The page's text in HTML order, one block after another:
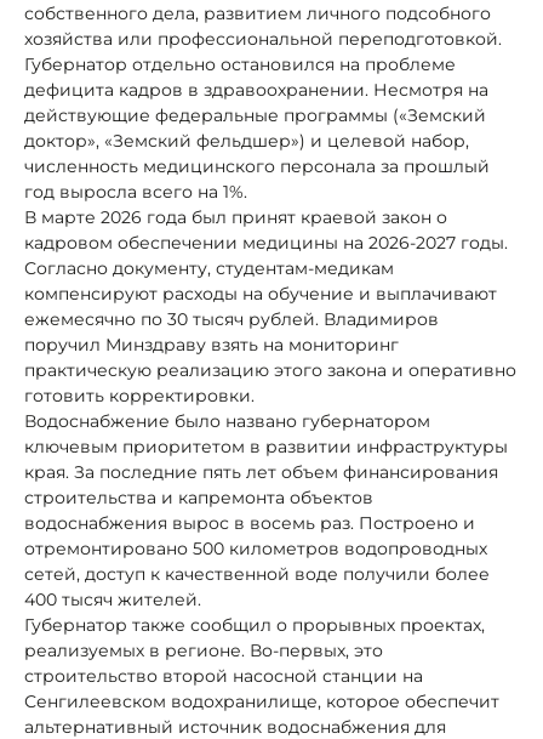
собственного дела, развитием личного подсобного
хозяйства или профессиональной переподготовкой.
Губернатор отдельно остановился на проблеме
дефицита кадров в здравоохранении. Несмотря на
действующие федеральные программы («Земский
доктор», «Земский фельдшер») и целевой набор,
численность медицинского персонала за прошлый
год выросла всего на 1%.
В марте 2026 года был принят краевой закон о
кадровом обеспечении медицины на 2026-2027 годы.
Согласно документу, студентам-медикам
компенсируют расходы на обучение и выплачивают
ежемесячно по 30 тысяч рублей. Владимиров
поручил Минздраву взять на мониторинг
практическую реализацию этого закона и оперативно
готовить корректировки.
Водоснабжение было названо губернатором
ключевым приоритетом в развитии инфраструктуры
края. За последние пять лет объем финансирования
строительства и капремонта объектов
водоснабжения вырос в восемь раз. Построено и
отремонтировано 500 километров водопроводных
сетей, доступ к качественной воде получили более
400 тысяч жителей.
Губернатор также сообщил о прорывных проектах,
реализуемых в регионе. Во-первых, это
строительство второй насосной станции на
Сенгилеевском водохранилище, которое обеспечит
альтернативный источник водоснабжения для